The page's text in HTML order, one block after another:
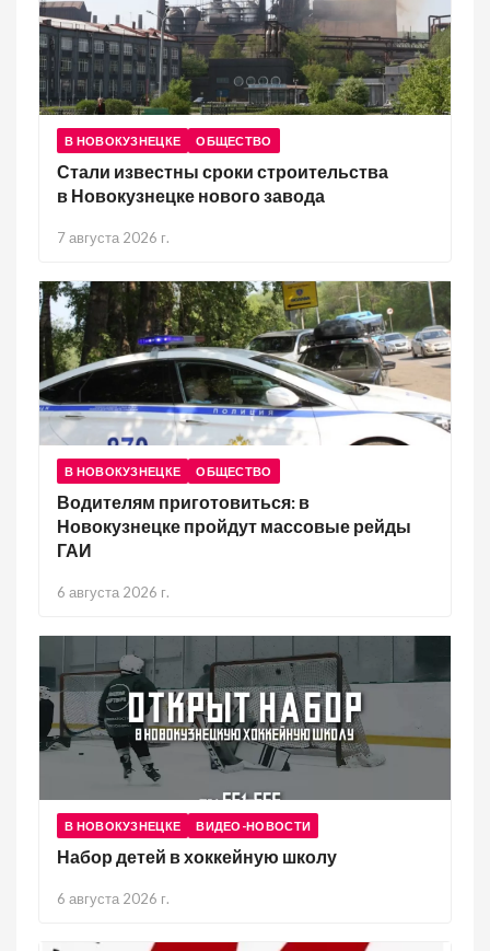
В НОВОКУЗНЕЦКЕ ОБЩЕСТВО
Стали известны сроки строительства
в Новокузнецке нового завода
7 августа 2026 г.
В НОВОКУЗНЕЦКЕ ОБЩЕСТВО
Водителям приготовиться: в
Новокузнецке пройдут массовые рейды
ГАИ
6 августа 2026 г.
В НОВОКУЗНЕЦКЕ ВИДЕО-НОВОСТИ
Набор детей в хоккейную школу
6 августа 2026 г.